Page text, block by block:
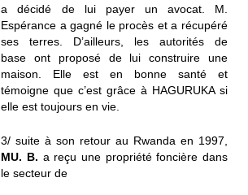
a décidé de lui payer un avocat. M.
Espérance a gagné le procès et a récupéré
ses terres. D’ailleurs, les autorités de
base ont proposé de lui construire une
maison. Elle est en bonne santé et
témoigne que c’est grâce à HAGURUKA si
elle est toujours en vie.
3/ suite à son retour au Rwanda en 1997,
MU. B. a reçu une propriété foncière dans
le secteur de